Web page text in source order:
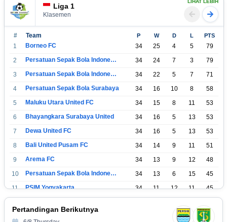
Liga 1
Klasemen
LIHAT LEBIH
# Team P W D L PTS
1 Borneo FC 34 25 4 5
79
2
Persatuan Sepak Bola Indonesia Bandung 34 24 7 3
79
3
Persatuan Sepak Bola Indonesia Jakarta 34 22 5 7
71
4
Persatuan Sepak Bola Surabaya 34 16 10 8
58
5
Maluku Utara United FC 34 15 8 11
53
6
Bhayangkara Surabaya United 34 16 5 13
53
7
Dewa United FC 34 16 5 13
53
8
Bali United Pusam FC 34 14 9 11
51
9
Arema FC 34 13 9 12
48
10
Persatuan Sepak Bola Indonesia Tangerang 34 13 6 15
45
11
PSIM Yogyakarta 34 11 12 11
45
16
36
Pertandingan Berikutnya